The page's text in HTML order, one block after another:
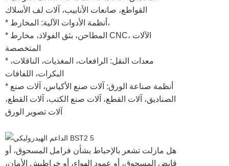
القواطع، صانعات الأنابيب، آلات لف الأسلاك
* أنظمة الأدوات الآلية: المخارط،
* المطاحن، بثق الفولاذ، مخارط CNC، الآلات
المتخصصة
* معدات النقل: الرافعات، المغذيات، الناقلات،
البكرات، اللفافات
* أنظمة صناعة الورق: آلات صنع الأكياس، آلات صنع
الصناديق، آلات القطع، آلات صنع الكتب، آلات القطع،
آلات تصوير الورق
هل مازلت تشعر بالإحباط بشأن فرامل المسحوق، أو
قابض المسحوق، أو عمود الهواء، أو خراطيش الأمان،